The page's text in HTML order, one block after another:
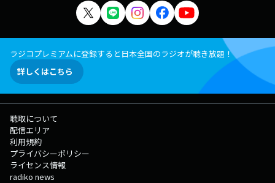
ラジコプレミアムに登録すると日本全国のラジオが聴き放題！
詳しくはこちら
聴取について
配信エリア
利用規約
プライバシーポリシー
ライセンス情報
radiko news